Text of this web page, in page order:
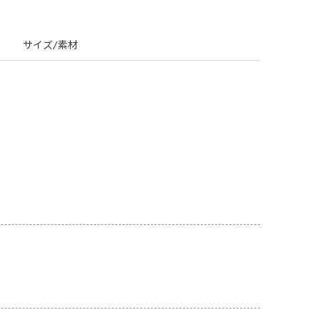
サイズ/素材